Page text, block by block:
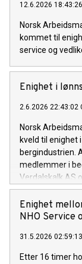
12.6.2026
Norsk
kommet til
service og
Enighet i
2.6.2026 22:43:02
Norsk
kveld til
bergindustrien.
medlemmer i
Verdalskalk AS
Enighet
NHO Service
31.5.2026
Etter 16 timer